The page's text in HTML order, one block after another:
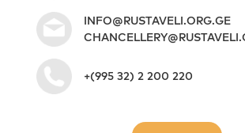
INFO@RUSTAVELI.ORG.GE
+(995 32) 2 200 220